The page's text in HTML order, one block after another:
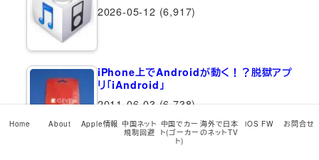
2026-05-12 (6,917)
iPhone上でAndroidが動く！？脱獄アプ
リ「iAndroid」
2011-06-03 (6,738)
Home About Apple情報 中国ネット
規制回避
中国でカー
ト(ゴーカー
ト)
海外で日本
のネットTV
iOS FW お問合せ